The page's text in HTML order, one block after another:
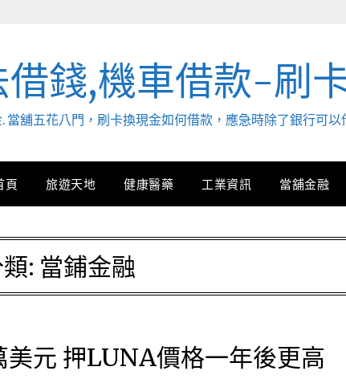
借錢,機車借款-刷
當舖五花八門，刷卡換現金如何借款，應急時除了銀行可
頁 旅遊天地 健康醫藥 工業資訊 當舖金融
: 當鋪金融
元 押LUNA價格一年後更高